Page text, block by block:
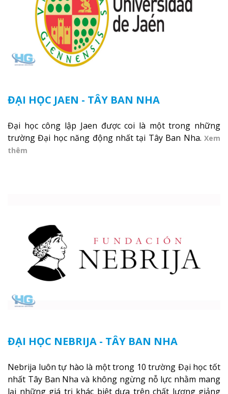
ĐẠI HỌC JAEN - TÂY BAN NHA
Đại học công lập Jaen được coi là một trong những
trường Đại học năng động nhất tại Tây Ban Nha. Xem
thêm
ĐẠI HỌC NEBRIJA - TÂY BAN NHA
Nebrija luôn tự hào là một trong 10 trường Đại học tốt
nhất Tây Ban Nha và không ngừng nỗ lực nhằm mang
lại những giá trị khác biệt dựa trên chất lượng giảng